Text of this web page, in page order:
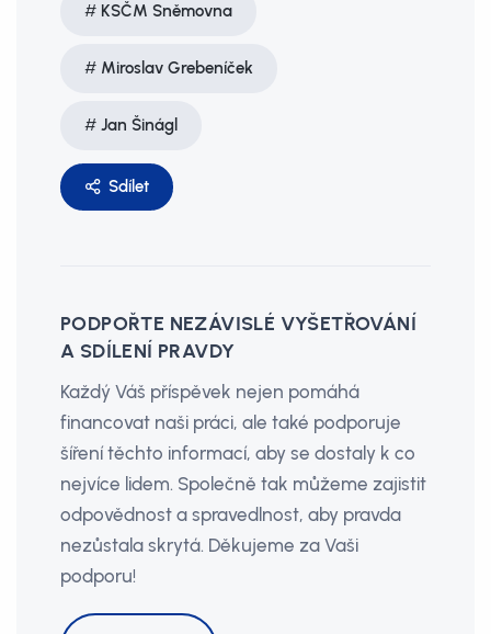
KSČM Sněmovna
Miroslav Grebeníček
Jan Šinágl
Sdílet
PODPOŘTE NEZÁVISLÉ VYŠETŘOVÁNÍ
A SDÍLENÍ PRAVDY
Každý Váš příspěvek nejen pomáhá
financovat naši práci, ale také podporuje
šíření těchto informací, aby se dostaly k co
nejvíce lidem. Společně tak můžeme zajistit
odpovědnost a spravedlnost, aby pravda
nezůstala skrytá. Děkujeme za Vaši
podporu!